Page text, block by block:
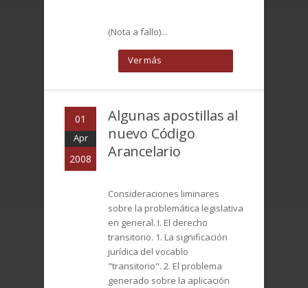
(Nota a fallo)...
Ver más
01
Apr
2008
Algunas apostillas al
nuevo Código
Arancelario
Consideraciones liminares
sobre la problemática legislativa
en general. I. El derecho
transitorio. 1. La significación
jurídica del vocablo
"transitorio". 2. El problema
generado sobre la aplicación